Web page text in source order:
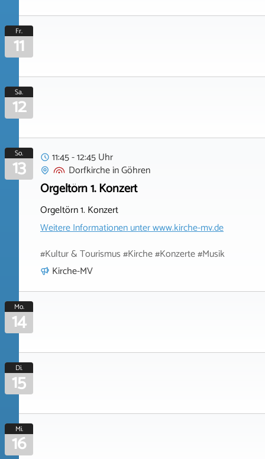
Fr.
11
Sa.
12
So.
13
11:45 - 12:45 Uhr
DorfkircheinGöhren
Orgeltörn 1. Konzert
Orgeltörn 1. Konzert
Weitere Informationen unterwww.kirche-mv.de
#Kultur & Tourismus #Kirche #Konzerte #Musik
Kirche-MV
Mo.
14
Di.
15
Mi.
16